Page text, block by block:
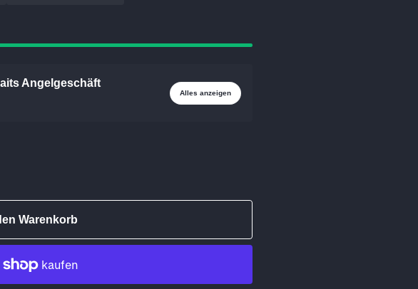
Angelgeschäft
Alles anzeigen
Warenkorb